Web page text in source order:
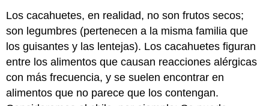
Los cacahuetes, en realidad, no son frutos secos;
son legumbres (pertenecen a la misma familia que
los guisantes y las lentejas). Los cacahuetes figuran
entre los alimentos que causan reacciones alérgicas
con más frecuencia, y se suelen encontrar en
alimentos que no parece que los contengan.